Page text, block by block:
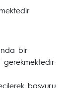
bir
gerekmektedir:
başvuru